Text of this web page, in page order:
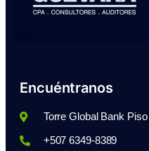
Encuéntranos
Torre Global Bank
+507 6349-8389